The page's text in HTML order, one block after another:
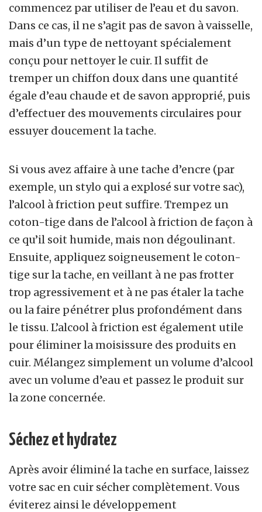
commencez par utiliser de l’eau et du savon.
Dans ce cas, il ne s’agit pas de savon à vaisselle,
mais d’un type de nettoyant spécialement
conçu pour nettoyer le cuir. Il suffit de
tremper un chiffon doux dans une quantité
égale d’eau chaude et de savon approprié, puis
d’effectuer des mouvements circulaires pour
essuyer doucement la tache.
Si vous avez affaire à une tache d’encre (par
exemple, un stylo qui a explosé sur votre sac),
l’alcool à friction peut suffire. Trempez un
coton-tige dans de l’alcool à friction de façon à
ce qu’il soit humide, mais non dégoulinant.
Ensuite, appliquez soigneusement le coton-
tige sur la tache, en veillant à ne pas frotter
trop agressivement et à ne pas étaler la tache
ou la faire pénétrer plus profondément dans
le tissu. L’alcool à friction est également utile
pour éliminer la moisissure des produits en
cuir. Mélangez simplement un volume d’alcool
avec un volume d’eau et passez le produit sur
la zone concernée.
Séchez et hydratez
Après avoir éliminé la tache en surface, laissez
votre sac en cuir sécher complètement. Vous
éviterez ainsi le développement